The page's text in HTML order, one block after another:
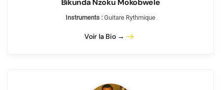
Bikunda Nzoku Mokobwele
Instruments : Guitare Rythmique
Voir la Bio →